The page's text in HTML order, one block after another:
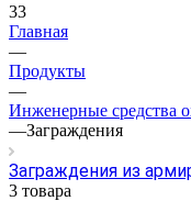
33
Главная
—
Продукты
—
Инженерные средства
—Заграждения
Заграждения из
3 товара